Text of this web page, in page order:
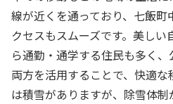
線が近くを通っており、七飯
クセスもスムーズです。美し
ら通勤・通学する住民も多く
両方を活用することで、快適
は積雪がありますが、除雪体